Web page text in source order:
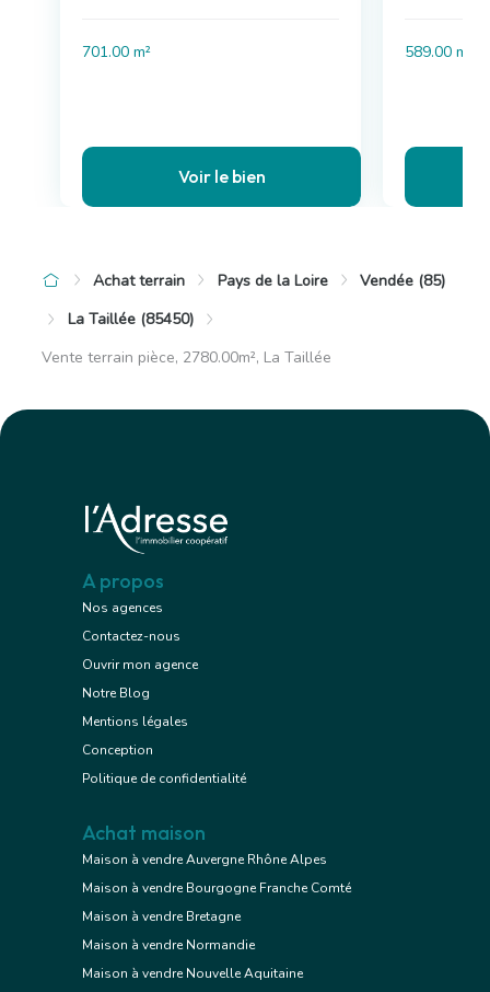
701.00 m²
Voir le bien
589.00 m²
Achat terrain Pays de la Loire
Vendée (85)
La Taillée (85450)
Vente terrain pièce, 2780.00m², La Taillée
A propos
Nos agences
Contactez-nous
Ouvrir mon agence
Notre Blog
Mentions légales
Conception
Politique de confidentialité
Achat maison
Maison à vendre Auvergne Rhône Alpes
Maison à vendre Bourgogne Franche Comté
Maison à vendre Bretagne
Maison à vendre Normandie
Maison à vendre Nouvelle Aquitaine